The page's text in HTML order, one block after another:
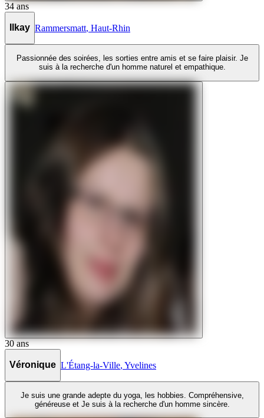
34 ans
Ilkay Rammersmatt Haut-Rhin
Passionnée des soirées, les sorties entre amis et se faire plaisir. Je
suis à la recherche d'un homme naturel et empathique.
30 ans
Véronique L'Étang-la-Ville Yvelines
Je suis une grande adepte du yoga, les hobbies. Compréhensive,
généreuse et Je suis à la recherche d'un homme sincère.